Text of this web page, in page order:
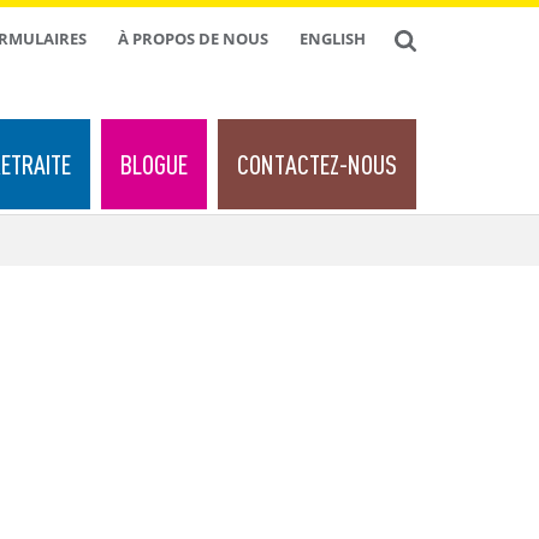
À PROPOS DE NOUS ENGLISH
BLOGUE CONTACTEZ-NOUS